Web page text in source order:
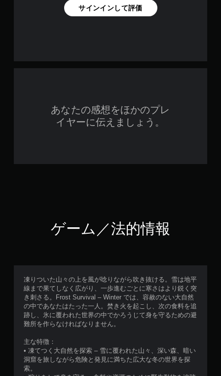
サインインして評価
あなたの感想をほかのプレ
イヤーに伝えましょう。
ゲーム／法的情報
凍りついた山々の上を風が唸りながら吹き抜ける。雪は地平
線まで果てしなく広がり、一歩進むごとに寒さはより鋭く突
き刺さる。Frost Survival – Winter では、容赦のない大自然
の中であなたはたった一人。焚き火を起こし、次の食料を追
跡し、氷に覆われた世界の中でかろうじて身を守るための避
難所を作らなければなりません。
主な特徴：
• 凍てつく大自然を探索 – 雪に覆われた山々、深い森、暗い
洞窟を旅しながら危険と発見に満ちた広大な冬の世界を探
索。